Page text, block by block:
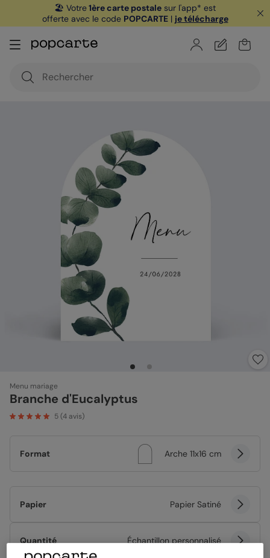
🏖️ Votre1ère carte postale sur l'app* est
offerte avec le code POPCARTE| je télécharge
Menu mariage
Branche d'Eucalyptus
5(4 avis)
Format Arche 11x16 cm
Papier Papier Satiné
Quantité Échantillon personnalisé